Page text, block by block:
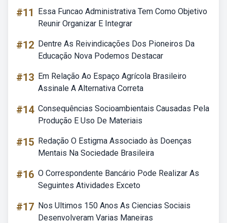
#11
Essa Funcao Administrativa Tem Como Objetivo
Reunir Organizar E Integrar
#12 Dentre As Reivindicações Dos Pioneiros Da
Educação Nova Podemos Destacar
#13 Em Relação Ao Espaço Agrícola Brasileiro
Assinale A Alternativa Correta
#14 Consequências Socioambientais Causadas Pela
Produção E Uso De Materiais
#15 Redação O Estigma Associado às Doenças
Mentais Na Sociedade Brasileira
#16 O Correspondente Bancário Pode Realizar As
Seguintes Atividades Exceto
#17 Nos Ultimos 150 Anos As Ciencias Sociais
Desenvolveram Varias Maneiras